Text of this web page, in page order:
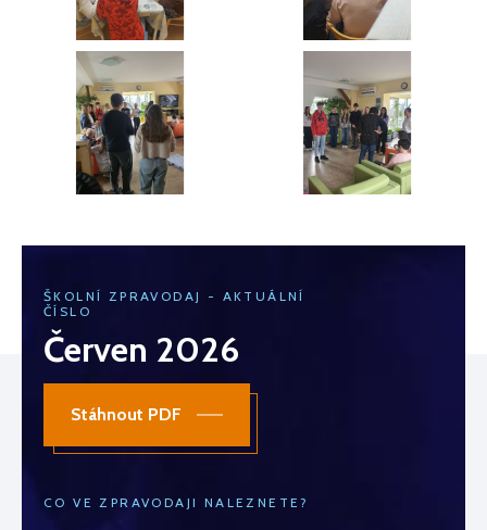
ŠKOLNÍ ZPRAVODAJ - AKTUÁLNÍ
ČÍSLO
Červen 2026
Stáhnout PDF
CO VE ZPRAVODAJI NALEZNETE?